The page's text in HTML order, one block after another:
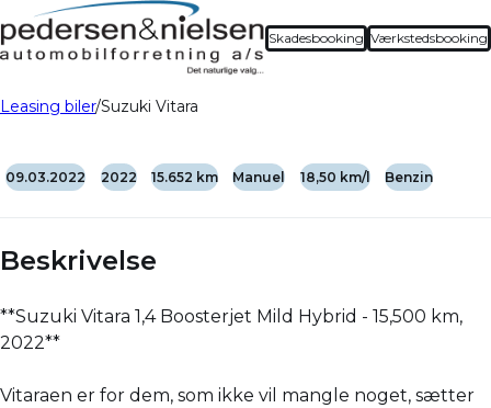
Skadesbooking Værkstedsbooking
Leasing biler Suzuki Vitara
09.03.2022 2022 15.652 km Manuel 18,50 km/l Benzin
Beskrivelse
**Suzuki Vitara 1,4 Boosterjet Mild Hybrid - 15,500 km,
2022**
Vitaraen er for dem, som ikke vil mangle noget, sætter